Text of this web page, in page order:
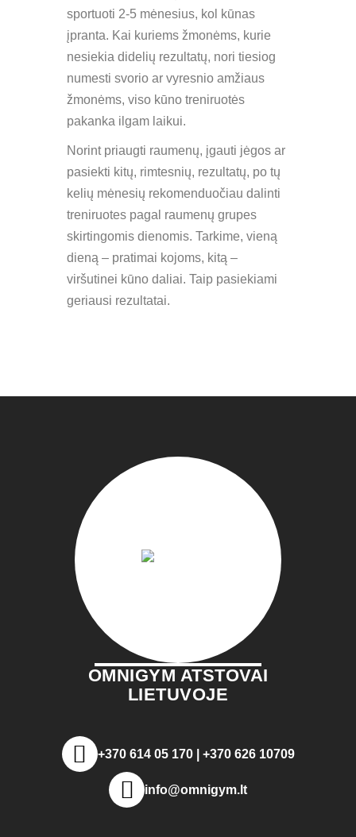
sportuoti 2-5 mėnesius, kol kūnas
įpranta. Kai kuriems žmonėms, kurie
nesiekia didelių rezultatų, nori tiesiog
numesti svorio ar vyresnio amžiaus
žmonėms, viso kūno treniruotės
pakanka ilgam laikui.
Norint priaugti raumenų, įgauti jėgos ar
pasiekti kitų, rimtesnių, rezultatų, po tų
kelių mėnesių rekomenduočiau dalinti
treniruotes pagal raumenų grupes
skirtingomis dienomis. Tarkime, vieną
dieną – pratimai kojoms, kitą –
viršutinei kūno daliai. Taip pasiekiami
geriausi rezultatai.
OMNIGYM ATSTOVAI
LIETUVOJE
+370 614 05 170 | +370 626 10709
info@omnigym.lt